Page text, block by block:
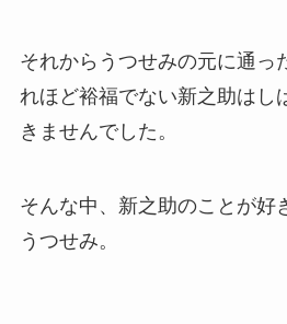
それからうつせみの元に通っ
れほど裕福でない新之助はし
きませんでした。
そんな中、新之助のことが好
うつせみ。